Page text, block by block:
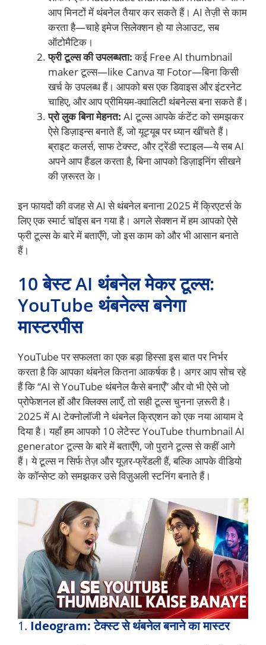
आप मिनटों में थंबनेल तैयार कर सकते हैं। AI तेज़ी से काम
करता है—चाहे इमेज सिलेक्शन हो या लेआउट, सब
ऑटोमैटिक।
फ्री टूल्स की उपलब्धता:कई Free AI thumbnail
maker टूल्स—like Canva या Fotor—बिना किसी
खर्च के उपलब्ध हैं। आपको बस एक डिवाइस और इंटरनेट
चाहिए, और आप प्रीमियम-क्वालिटी थंबनेल्स बना सकते हैं।
प्रो लुक बिना मेहनत: AI टूल्स आपके कंटेंट को समझकर
ऐसे डिज़ाइन्स बनाते हैं, जो यूट्यूब पर ध्यान खींचते हैं।
ब्राइट कलर्स, साफ टेक्स्ट, और ट्रेंडी स्टाइल—ये सब AI
अपने आप हैंडल करता है, बिना आपको डिज़ाइनिंग सीखने
की ज़रूरत के।
इन फायदों की वजह से AI से थंबनेल बनाना 2025 में क्रिएटर्स के
लिए एक स्मार्ट चॉइस बन गया है। अगले सेक्शन में हम आपको ऐसे
फ्री टूल्स के बारे में बताएँगे, जो इस काम को और भी आसान बनाते
हैं।
10 बेस्ट AI थंबनेल मेकर टूल्स:
YouTube थंबनेल्स बनेगा
मास्टरपीस
YouTube पर सफलता का एक बड़ा हिस्सा इस बात पर निर्भर
करता है कि आपका थंबनेल कितना आकर्षक है। अगर आप सोच रहे
हैं कि “AI से YouTube थंबनेल कैसे बनाएँ” और वो भी ऐसे जो
प्रोफेशनल हों और क्लिक्स लाएँ, तो सही टूल्स चुनना ज़रूरी है।
2025 में AI टेक्नोलॉजी ने थंबनेल क्रिएशन को एक नया आयाम दे
दिया है। यहाँ हम आपको 10 लेटेस्ट YouTube thumbnail AI
generator टूल्स के बारे में बताएँगे, जो पुराने टूल्स से कहीं आगे
हैं। ये टूल्स न सिर्फ तेज़ और यूज़र-फ्रेंडली हैं, बल्कि आपके वीडियो
के कॉन्सेप्ट को समझकर उसे विज़ुअली स्टनिंग बनाते हैं।
1. Ideogram: टेक्स्ट से थंबनेल बनाने का मास्टर